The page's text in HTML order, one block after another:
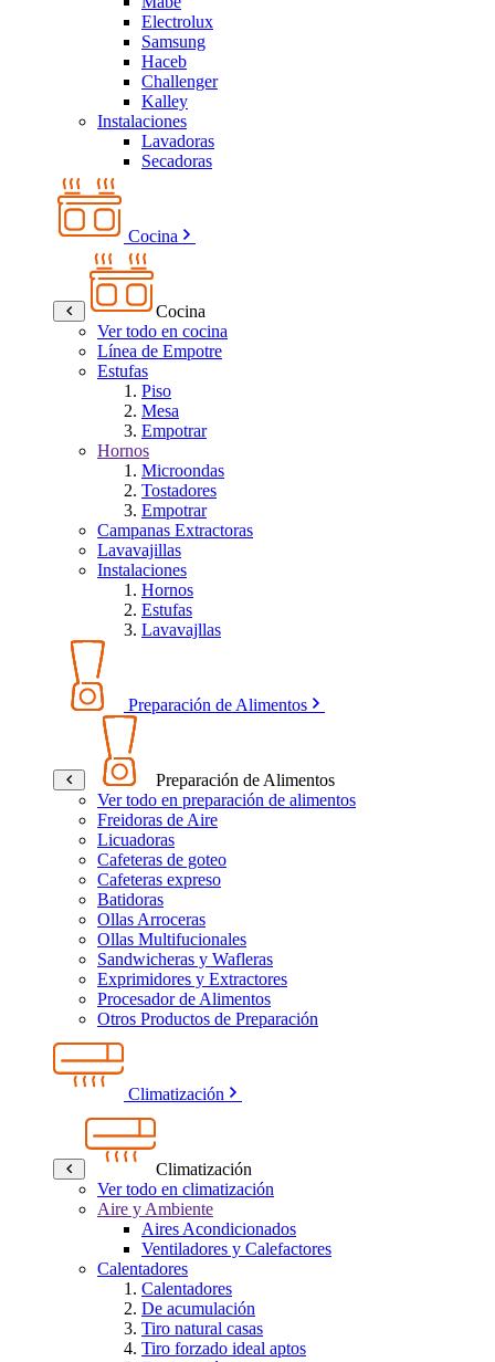
Electrolux
Samsung
Haceb
Challenger
Kalley
Instalaciones
Lavadoras
Secadoras
Cocina
Cocina
Ver todo en cocina
Línea de Empotre
Estufas
Piso
Mesa
Empotrar
Hornos
Microondas
Tostadores
Empotrar
Campanas Extractoras
Lavavajillas
Instalaciones
Hornos
Estufas
Lavavajllas
Preparación de Alimentos
Preparación de Alimentos
Ver todo en preparación de alimentos
Freidoras de Aire
Licuadoras
Cafeteras de goteo
Cafeteras expreso
Batidoras
Ollas Arroceras
Ollas Multifucionales
Sandwicheras y Wafleras
Exprimidores y Extractores
Procesador de Alimentos
Otros Productos de Preparación
Climatización
Climatización
Ver todo en climatización
Aire y Ambiente
Aires Acondicionados
Ventiladores y Calefactores
Calentadores
Calentadores
De acumulación
Tiro natural casas
Tiro forzado ideal aptos